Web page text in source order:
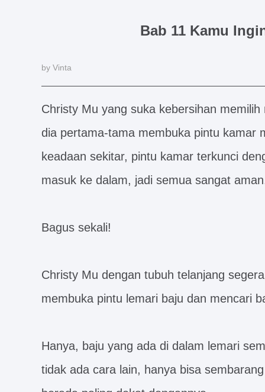
Bab 11 Kamu
by Vinta
Christy Mu yang suka kebersihan
dia pertama-tama membuka pintu kamar
keadaan sekitar, pintu kamar terkunci
masuk ke dalam, jadi semua sangat
Bagus sekali!
Christy Mu dengan tubuh telanjang
membuka pintu lemari baju dan mencari
Hanya, baju yang ada di dalam lemari
tidak ada cara lain, hanya bisa